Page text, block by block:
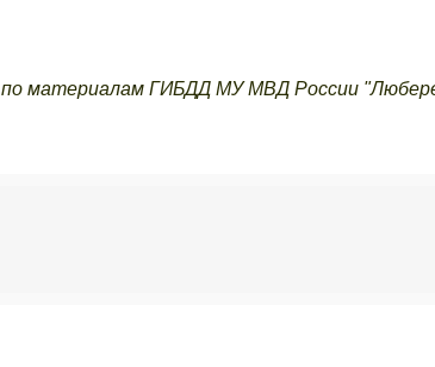
по материалам ГИБДД МУ МВД России